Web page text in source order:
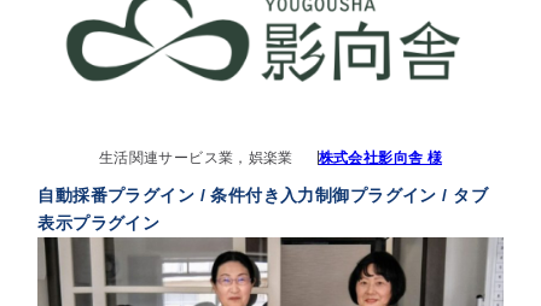
生活関連サービス業，娯楽業 株式会社影向舎 様
自動採番プラグイン / 条件付き入力制御プラグイン / タブ
表示プラグイン